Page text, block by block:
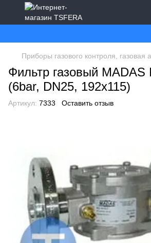
Приборы газового контроля, газовая
Фильтр газовый MADAS
(6bar, DN25, 192x115)
Артикул: 7333 Оставить отзыв